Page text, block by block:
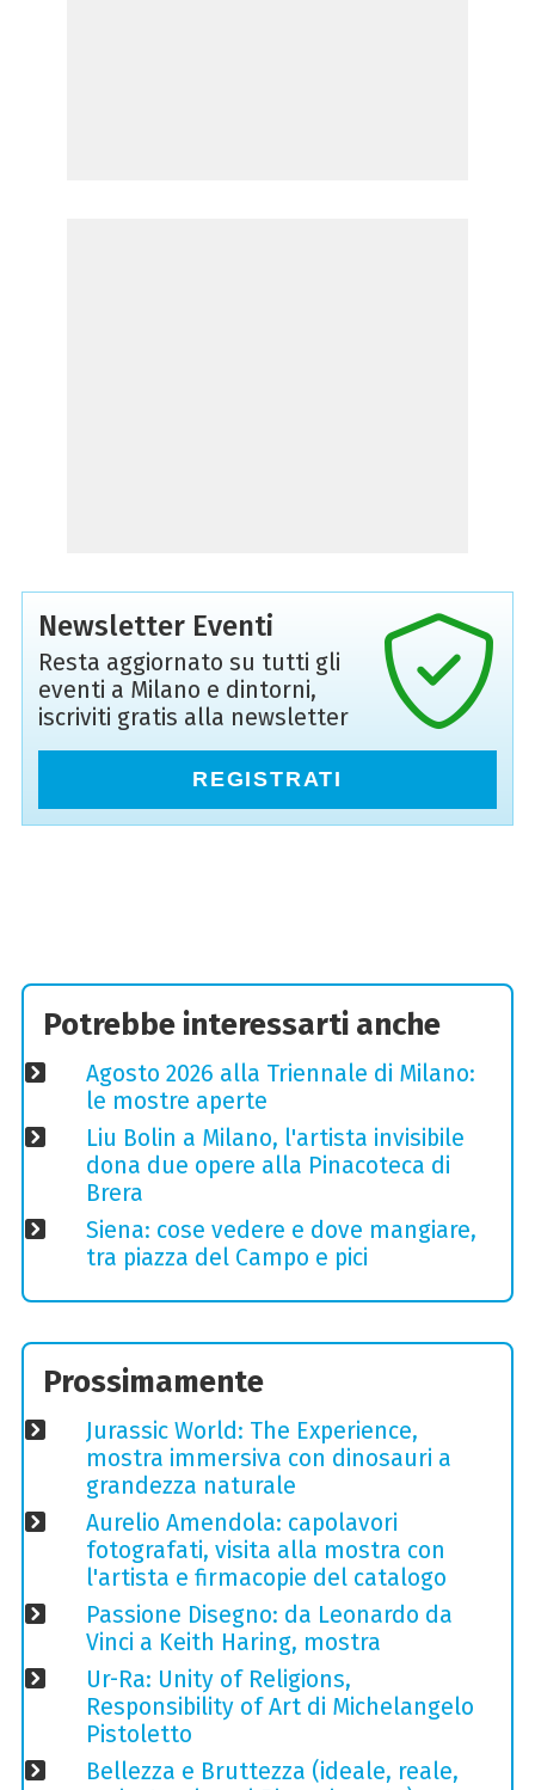
Newsletter Eventi
Resta aggiornato su tutti gli
eventi a Milano e dintorni,
iscriviti gratis alla newsletter
REGISTRATI
Potrebbe interessarti anche
Agosto 2026 alla Triennale di Milano:
le mostre aperte
Liu Bolin a Milano, l'artista invisibile
dona due opere alla Pinacoteca di
Brera
Siena: cose vedere e dove mangiare,
tra piazza del Campo e pici
Prossimamente
Jurassic World: The Experience,
mostra immersiva con dinosauri a
grandezza naturale
Aurelio Amendola: capolavori
fotografati, visita alla mostra con
l'artista e firmacopie del catalogo
Passione Disegno: da Leonardo da
Vinci a Keith Haring, mostra
Ur-Ra: Unity of Religions,
Responsibility of Art di Michelangelo
Pistoletto
Bellezza e Bruttezza (ideale, reale,